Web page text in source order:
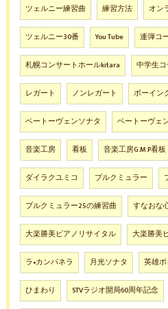
ツェルニー練習曲 練習方法 オン
ツェルニー30番 You Tube 連弾コ
札幌コンサートホールkitara 中学生
レガート ノンレガート ボーイン
ベートーヴェンソナタ ベートーヴェ
音楽工房 看板 音楽工房G.M.P看板
ダイラクユミコ ブルクミュラー
ブルクミュラー25の練習曲 すなおな
大楽勝美ピアノリサイタル 大楽勝美
ラ•カンパネラ 月光ソナタ 英雄
ひまわり STVラジオ開局60周年記念